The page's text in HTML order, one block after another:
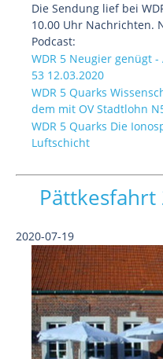
Die Sendung lief bei
10.00 Uhr Nachrichten.
Podcast:
WDR 5 Neugier genügt
53 12.03.2020
WDR 5 Quarks
dem mit OV Stadtlohn
WDR 5 Quarks Die
Luftschicht
Pättkesfahrt
2020-07-19